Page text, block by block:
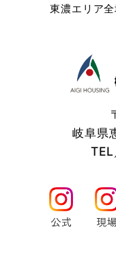
東濃エリア
岐阜県